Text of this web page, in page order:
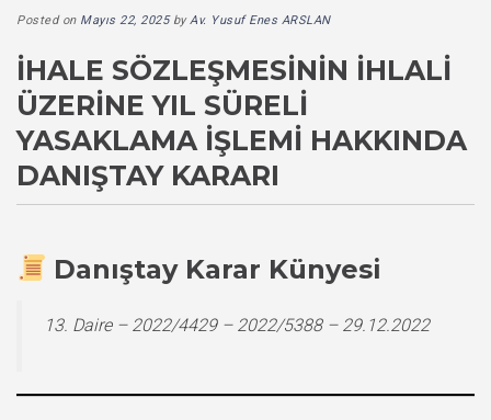
Posted on Mayıs 22, 2025byAv. Yusuf Enes ARSLAN
İHALE SÖZLEŞMESININ İHLALI
ÜZERINE YIL SÜRELI
YASAKLAMA İŞLEMI HAKKINDA
DANIŞTAY KARARI
Danıştay Karar Künyesi
13. Daire – 2022/4429 – 2022/5388 – 29.12.2022